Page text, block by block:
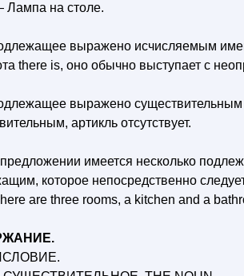
Лампа на столе.
выражено исчисляемым
there is, оно обычно выступает с
выражено
артикль отсутствует.
имеется несколько
которое непосредственно
are three rooms, a kitchen and a